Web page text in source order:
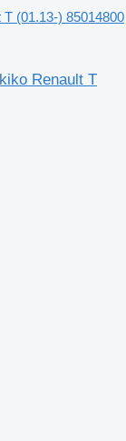
T (01.13-) 85014800
Renault T